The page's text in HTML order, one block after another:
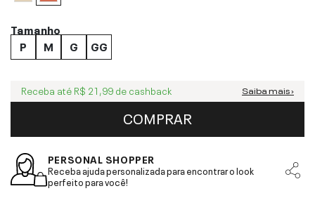
Tamanho
P
M G GG
Receba até R$ 21,99 de cashback Saiba mais ›
COMPRAR
PERSONAL SHOPPER
Receba ajuda personalizada para encontrar o look
perfeito para você!